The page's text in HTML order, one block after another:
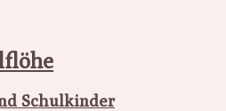
Schulkinder